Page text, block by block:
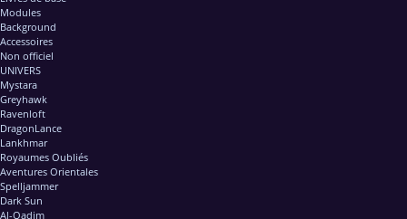
Modules
Background
Accessoires
Non officiel
UNIVERS
Mystara
Greyhawk
Ravenloft
DragonLance
Lankhmar
Royaumes Oubliés
Aventures Orientales
Spelljammer
Dark Sun
Al-Qadim